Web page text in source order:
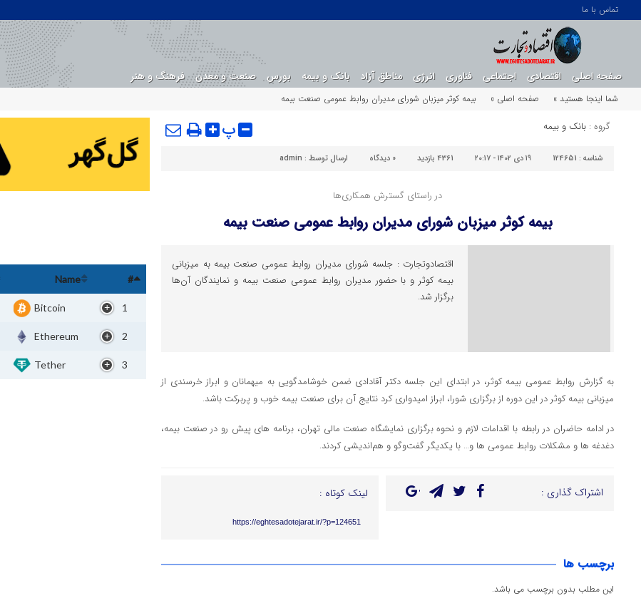
تماس با ما
صفحه اصلی اقتصادی اجتماعی فناوری انرژی مناطق آزاد بانک و بیمه بورس صنعت و معدن فرهنگ و هنر
شما اینجا هستید »
صفحه اصلی » بیمه کوثر میزبان شورای مدیران روابط عمومی صنعت بیمه
گروه : بانک و بیمه پ
شناسه : 124651 ۱۹ دی ۱۴۰۲ - ۲۰:۱۷ 4361 بازدید 0 دیدگاه ارسال توسط : admin
در راستای گسترش همکاری‌ها
بیمه کوثر میزبان شورای مدیران روابط عمومی صنعت بیمه
اقتصادوتجارت : جلسه شورای مدیران روابط عمومی صنعت بیمه به میزبانی
بیمه کوثر و با حضور مدیران روابط عمومی صنعت بیمه و نمایندگان آن‌ها
برگزار شد.
به گزارش روابط عمومی بیمه کوثر، در ابتدای این جلسه دکتر آقادادی ضمن خوشامدگویی به میهمانان و ابراز خرسندی از
میزبانی بیمه کوثر در این دوره از برگزاری شورا، ابراز امیدواری کرد نتایج آن برای صنعت بیمه خوب و پربرکت باشد.
در ادامه حاضران در رابطه با اقدامات لازم و نحوه برگزاری نمایشگاه صنعت مالی تهران، برنامه های پیش رو در صنعت بیمه،
دغدغه ها و مشکلات روابط عمومی ها و… با یکدیگر گفت‌و‌گو و هم‌اندیشی کردند.
اشتراک گذاری : لینک کوتاه :
https://eghtesadotejarat.ir/?p=124651
برچسب ها
این مطلب بدون برچسب می باشد.
#
Name
1
Bitcoin
2
Ethereum
3
Tether